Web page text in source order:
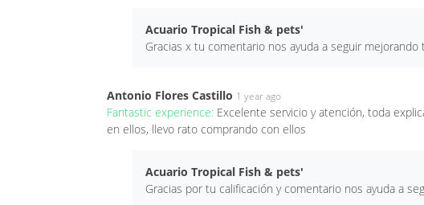
Acuario Tropical Fish & pets'
Gracias x tu comentario nos ayuda a seguir
Antonio Flores Castillo 1 year ago
Fantastic experience: Excelente servicio y atención, toda
en ellos, llevo rato comprando con ellos
Acuario Tropical Fish & pets'
Gracias por tu calificación y comentario nos ayuda a